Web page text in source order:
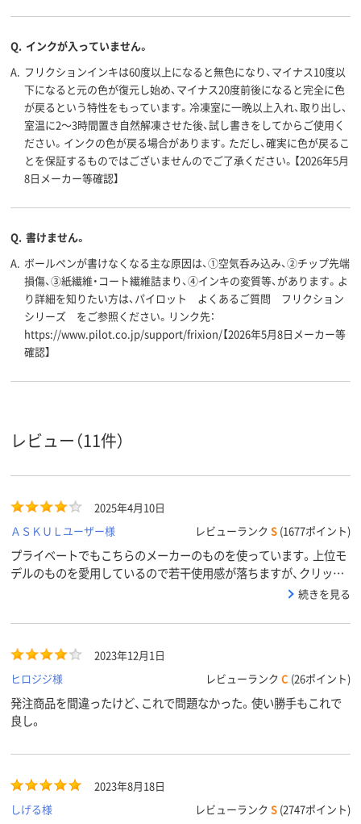
商品環境
85
Q. インクが入っていません。
A. フリクションインキは60度以上になると無色になり、マイナス10度以
下になると元の色が復元し始め、マイナス20度前後になると完全に色
が戻るという特性をもっています。冷凍室に一晩以上入れ、取り出し、
室温に2～3時間置き自然解凍させた後、試し書きをしてからご使用く
ださい。インクの色が戻る場合があります。ただし、確実に色が戻るこ
とを保証するものではございませんのでご了承ください。【2026年5月
8日メーカー等確認】
Q. 書けません。
A. ボールペンが書けなくなる主な原因は、①空気呑み込み、②チップ先端
損傷、③紙繊維・コート繊維詰まり、④インキの変質等、があります。よ
り詳細を知りたい方は、パイロット よくあるご質問 フリクション
シリーズ をご参照ください。リンク先：
https://www.pilot.co.jp/support/frixion/【2026年5月8日メーカー等
確認】
レビュー（11件）
2025年4月10日
ＡＳＫＵＬユーザー様
レビューランク S (1677ポイント)
プライベートでもこちらのメーカーのものを使っています。上位モ
デルのものを愛用しているので若干使用感が落ちますが、クリップ
部分で色んなところに挟んでおけるなど使い勝手の良さはお墨付き
続きを見る
2023年12月1日
ヒロジジ様
レビューランク C (26ポイント)
発注商品を間違ったけど、これで問題なかった。使い勝手もこれで
良し。
2023年8月18日
しげる様
レビューランク S (2747ポイント)